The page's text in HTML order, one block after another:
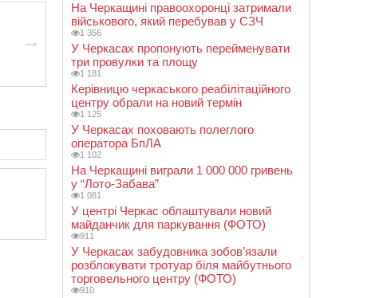
На Черкащині правоохоронці затримали
військового, який перебував у СЗЧ
1 356
У Черкасах пропонують перейменувати
три провулки та площу
1 181
Керівницю черкаського реабілітаційного
центру обрали на новий термін
1 125
У Черкасах поховають полеглого
оператора БпЛА
1 102
На Черкащині виграли 1 000 000 гривень
у “Лото-Забава”
1 081
У центрі Черкас облаштували новий
майданчик для паркування (ФОТО)
911
У Черкасах забудовника зобов’язали
розблокувати тротуар біля майбутнього
торговельного центру (ФОТО)
910